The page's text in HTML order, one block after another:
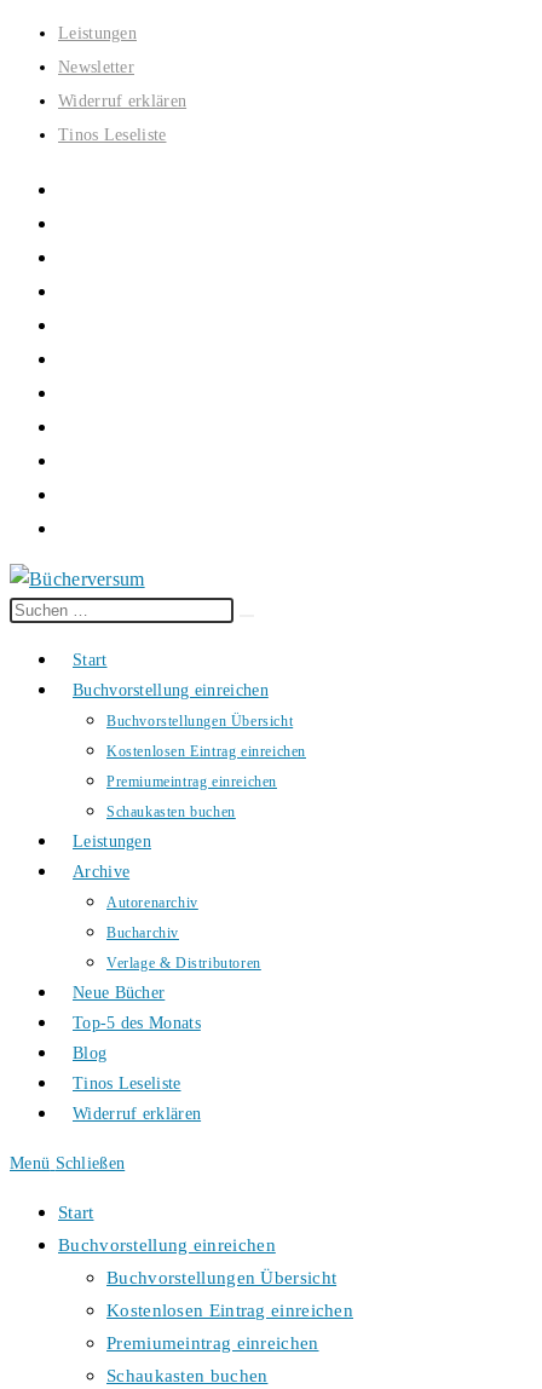
Zum
Inhalt
springen
Leistungen
Newsletter
Widerruf erklären
Tinos Leseliste
Diese
durchsuchen
Start
Buchvorstellung einreichen
Buchvorstellungen Übersicht
Kostenlosen Eintrag einreichen
Premiumeintrag einreichen
Schaukasten buchen
Leistungen
Archive
Autorenarchiv
Bucharchiv
Verlage & Distributoren
Neue Bücher
Top-5 des Monats
Blog
Tinos Leseliste
Widerruf erklären
Menü Schließen
Start
Buchvorstellung einreichen
Buchvorstellungen Übersicht
Kostenlosen Eintrag einreichen
Premiumeintrag einreichen
Schaukasten buchen